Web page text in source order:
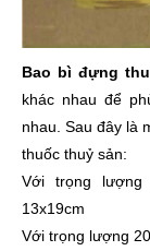
Bao bì đựng
khác nhau để
nhau. Sau đây là
thuốc thuỷ sản:
Với trọng
13x19cm
Với trọng lượng